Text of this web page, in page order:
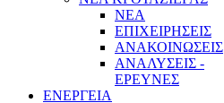
NEA
ΕΠΙΧΕΙΡΗΣΕΙΣ
ΑΝΑΚΟΙΝΩΣΕΙΣ
ΑΝΑΛΥΣΕΙΣ -
ΕΡΕΥΝΕΣ
ΕΝΕΡΓΕΙΑ